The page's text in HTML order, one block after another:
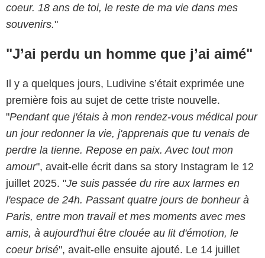
coeur. 18 ans de toi, le reste de ma vie dans mes
souvenirs."
"J’ai perdu un homme que j’ai aimé"
Il y a quelques jours, Ludivine s’était exprimée une
première fois au sujet de cette triste nouvelle.
"Pendant que j'étais à mon rendez-vous médical pour
un jour redonner la vie, j'apprenais que tu venais de
perdre la tienne. Repose en paix. Avec tout mon
amour", avait-elle écrit dans sa story Instagram le 12
juillet 2025. "Je suis passée du rire aux larmes en
l'espace de 24h. Passant quatre jours de bonheur à
Paris, entre mon travail et mes moments avec mes
amis, à aujourd'hui être clouée au lit d'émotion, le
coeur brisé", avait-elle ensuite ajouté. Le 14 juillet